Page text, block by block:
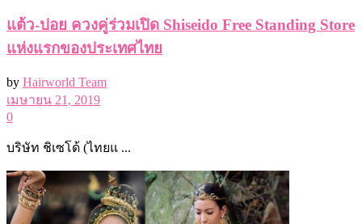
แต้ว-ปอย ควงคู่ร่วมเปิด Shiseido Free Standing Store
แห่งแรกของประเทศไทย
by Hairworld Team
เมษายน 21, 2019
0
บริษัท ชิเซโด้ (ไทยแ ...